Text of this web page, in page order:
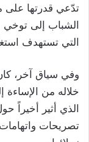
تدّعي قدرتها على
الشباب إلى توخي
التي تستهدف
وفي سياق آخر،
خلاله من
الذي أثير أخيراً
تصريحات